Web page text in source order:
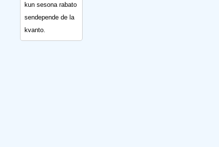
kun sesona rabato
sendepende de la
kvanto.